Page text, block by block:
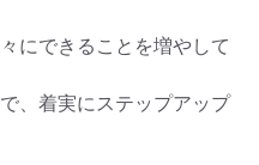
にできることを増やして
、着実にステップアップ